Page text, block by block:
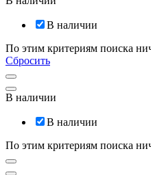
В наличии
По этим критериям поиска
Сбросить
В наличии
В наличии
По этим критериям поиска